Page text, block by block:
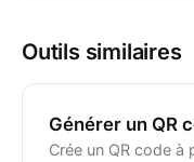
Outils similaires
Générer un QR
Crée un QR code à